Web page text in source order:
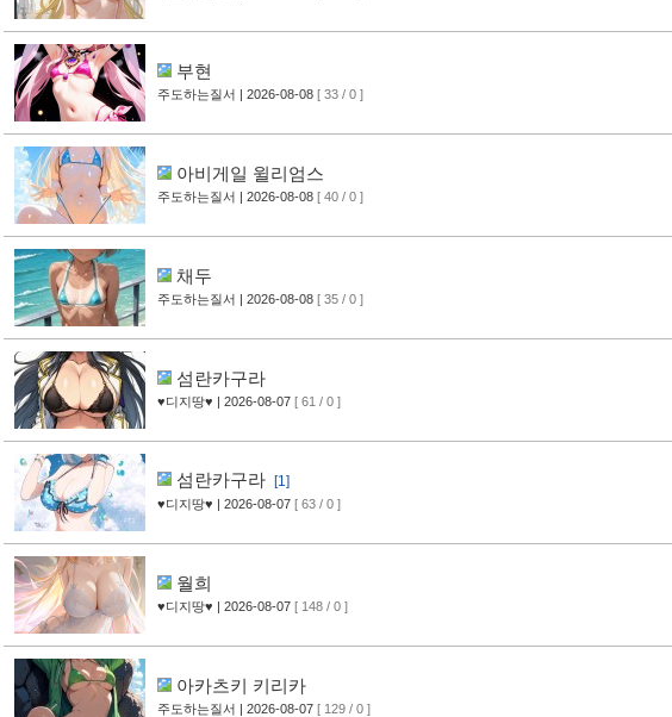
부현
주도하는질서 | 2026-08-08 [ 33 / 0 ]
아비게일 윌리엄스
주도하는질서 | 2026-08-08 [ 40 / 0 ]
채두
주도하는질서 | 2026-08-08 [ 35 / 0 ]
섬란카구라
♥디지땅♥ | 2026-08-07 [ 61 / 0 ]
섬란카구라 [1]
♥디지땅♥ | 2026-08-07 [ 63 / 0 ]
월희
♥디지땅♥ | 2026-08-07 [ 148 / 0 ]
아카츠키 키리카
주도하는질서 | 2026-08-07 [ 129 / 0 ]